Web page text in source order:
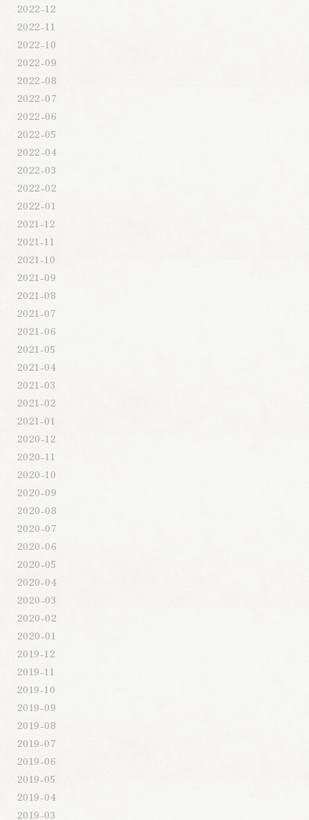
2022-12
2022-11
2022-10
2022-09
2022-08
2022-07
2022-06
2022-05
2022-04
2022-03
2022-02
2022-01
2021-12
2021-11
2021-10
2021-09
2021-08
2021-07
2021-06
2021-05
2021-04
2021-03
2021-02
2021-01
2020-12
2020-11
2020-10
2020-09
2020-08
2020-07
2020-06
2020-05
2020-04
2020-03
2020-02
2020-01
2019-12
2019-11
2019-10
2019-09
2019-08
2019-07
2019-06
2019-05
2019-04
2019-03